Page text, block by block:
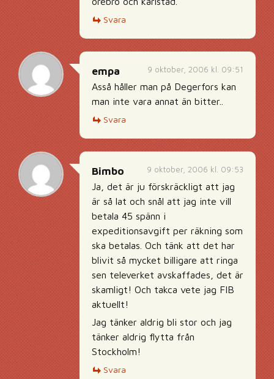
Svara
9 oktober, 2006 kl. 09:51
empa
Asså håller man på Degerfors kan
man inte vara annat än bitter..
Svara
9 oktober, 2006 kl. 09:53
Bimbo
Ja, det är ju förskräckligt att jag
är så lat och snål att jag inte vill
betala 45 spänn i
expeditionsavgift per räkning som
ska betalas. Och tänk att det har
blivit så mycket billigare att ringa
sen televerket avskaffades, det är
skamligt! Och takca vete jag FIB
aktuellt!
Jag tänker aldrig bli stor och jag
tänker aldrig flytta från
Stockholm!
Svara